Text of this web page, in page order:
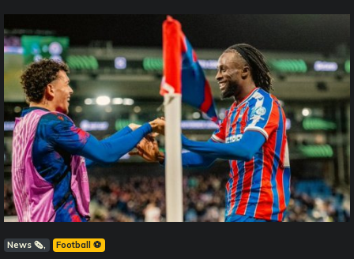
News 🗞️ Football ⚽️